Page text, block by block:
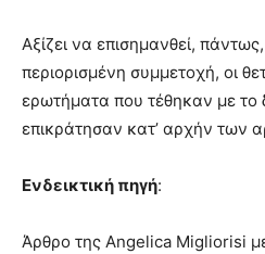
Αξίζει να επισημανθεί,
περιορισμένη συμμετοχή, οι
ερωτήματα που τέθηκαν με το
επικράτησαν κατ’ αρχήν των
Ενδεικτική πηγή:
Άρθρο της Angelica Migliorisi